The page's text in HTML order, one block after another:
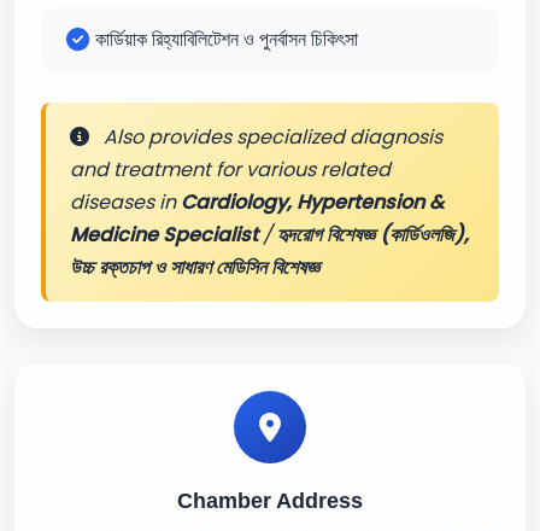
কার্ডিয়াক রিহ্যাবিলিটেশন ও পুনর্বাসন চিকিৎসা
Also provides specialized diagnosis
and treatment for various related
diseases inCardiology, Hypertension &
Medicine Specialist/হৃদরোগ বিশেষজ্ঞ (কার্ডিওলজি),
উচ্চ রক্তচাপ ও সাধারণ মেডিসিন বিশেষজ্ঞ
Chamber Address